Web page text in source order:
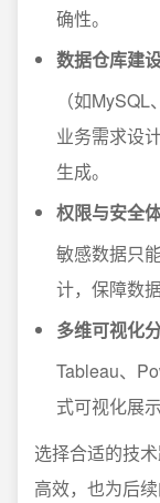
确性。
数据仓库建设
（如
业务需求设
生成。
权限与安全体
敏感数据只
计，保障数
多维可视化分
Tableau、
式可视化展
选择合适的技
高效，也为后